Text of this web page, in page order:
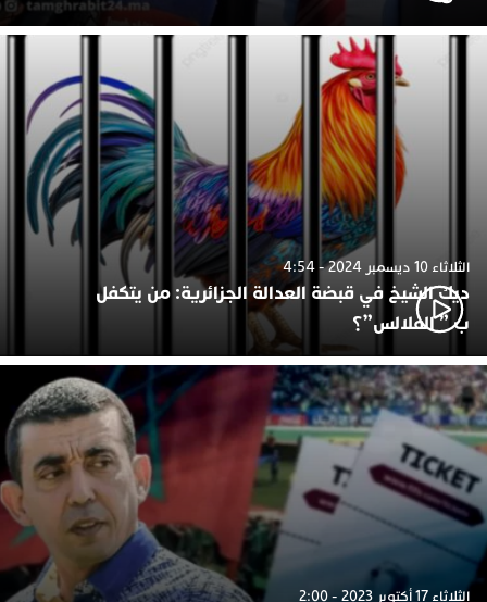
الثلاثاء 10 ديسمبر 2024 - 4:54
ديك الشيخ في قبضة العدالة الجزائرية: من يتكفل
ب ” الفلالس”؟
الثلاثاء 17 أكتوبر 2023 - 2:00